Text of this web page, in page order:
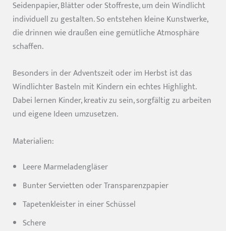
Seidenpapier, Blätter oder Stoffreste, um dein Windlicht
individuell zu gestalten. So entstehen kleine Kunstwerke,
die drinnen wie draußen eine gemütliche Atmosphäre
schaffen.
Besonders in der Adventszeit oder im Herbst ist das
Windlichter Basteln mit Kindern ein echtes Highlight.
Dabei lernen Kinder, kreativ zu sein, sorgfältig zu arbeiten
und eigene Ideen umzusetzen.
Materialien:
Leere Marmeladengläser
Bunter Servietten oder Transparenzpapier
Tapetenkleister in einer Schüssel
Schere